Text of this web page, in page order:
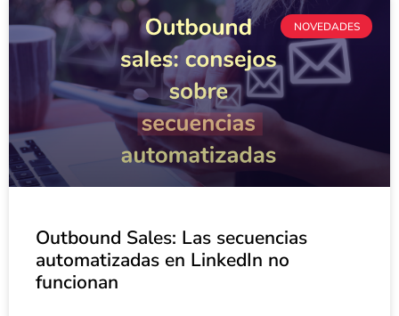
NOVEDADES
Outbound Sales: Las secuencias
automatizadas en LinkedIn no
funcionan